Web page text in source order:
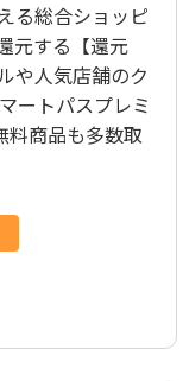
る総合ショッピ
元する【還元
や人気店舗のク
ートパスプレミ
料商品も多数取